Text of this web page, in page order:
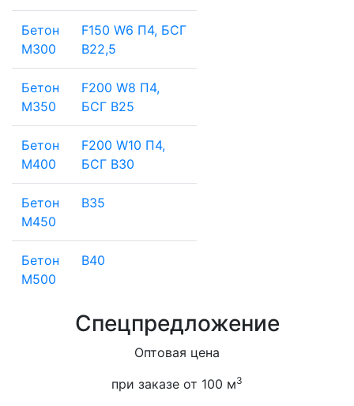
Бетон
М300
F150 W6 П4, БСГ
В22,5
Бетон
М350
F200 W8 П4,
БСГ В25
Бетон
М400
F200 W10 П4,
БСГ В30
Бетон
М450
В35
Бетон
М500
В40
Спецпредложение
Оптовая цена
при заказе от 100 м3